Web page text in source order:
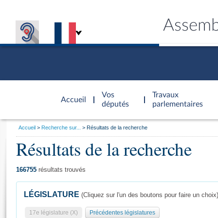
Accueil
d'accueil
Vos
députés
Travaux
parlementaires
Général
Vous
Accueil Recherche sur... Résultats de la recherche
Résultats de la recherche
166755 résultats trouvés
LÉGISLATURE (Cliquez sur l'un des boutons pour faire un choix)
17e législature (X) Précédentes législatures